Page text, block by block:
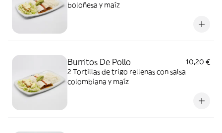
boloñesa y maíz
Burritos De Pollo
10,20 €
2 Tortillas de trigo rellenas con salsa
colombiana y maíz